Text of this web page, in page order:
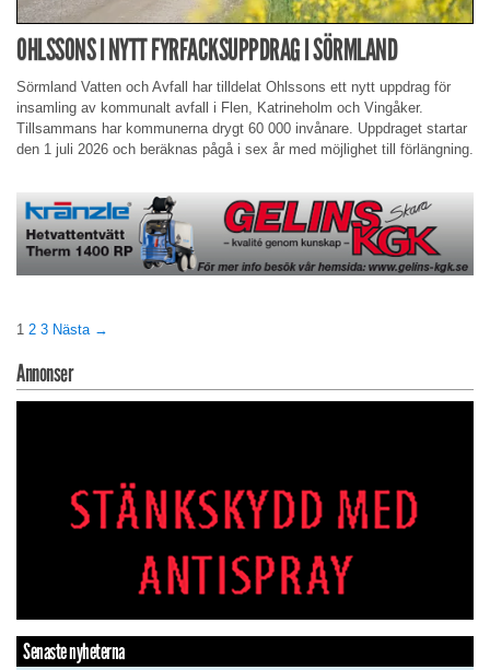
OHLSSONS I NYTT FYRFACKSUPPDRAG I SÖRMLAND
Sörmland Vatten och Avfall har tilldelat Ohlssons ett nytt uppdrag för
insamling av kommunalt avfall i Flen, Katrineholm och Vingåker.
Tillsammans har kommunerna drygt 60 000 invånare. Uppdraget startar
den 1 juli 2026 och beräknas pågå i sex år med möjlighet till förlängning.
1 2 3 Nästa →
Annonser
Senaste nyheterna